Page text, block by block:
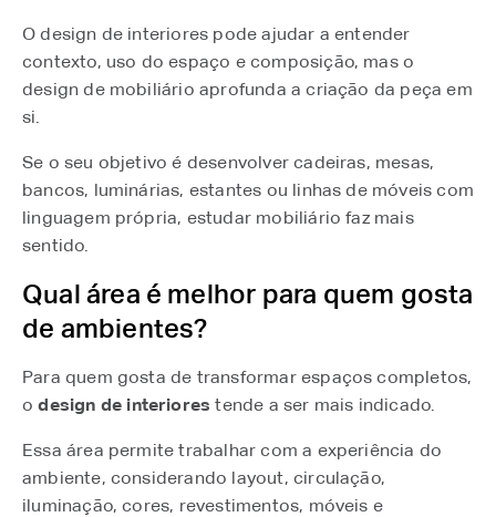
O design de interiores pode ajudar a entender
contexto, uso do espaço e composição, mas o
design de mobiliário aprofunda a criação da peça em
si.
Se o seu objetivo é desenvolver cadeiras, mesas,
bancos, luminárias, estantes ou linhas de móveis com
linguagem própria, estudar mobiliário faz mais
sentido.
Qual área é melhor para quem gosta
de ambientes?
Para quem gosta de transformar espaços completos,
odesign de interiores tende a ser mais indicado.
Essa área permite trabalhar com a experiência do
ambiente, considerando layout, circulação,
iluminação, cores, revestimentos, móveis e